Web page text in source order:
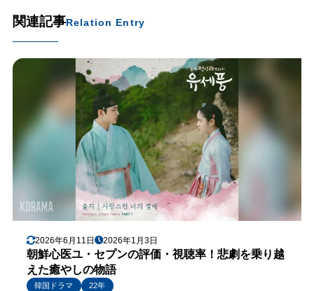
関連記事Relation Entry
2026年6月11日 2026年1月3日
朝鮮心医ユ・セプンの評価・視聴率！悲劇を乗り越
えた癒やしの物語
韓国ドラマ
22年